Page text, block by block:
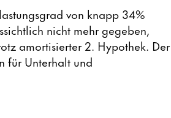
von knapp 34%
nicht mehr gegeben,
amortisierter 2. Hypothek. Der
für Unterhalt und